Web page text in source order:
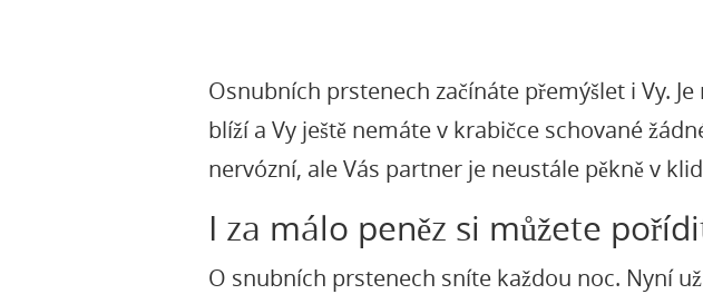
Osnubních prstenech začínáte přemýšlet i Vy.
blíží a Vy ještě nemáte v krabičce schované
nervózní, ale Vás partner je neustále pěkně v
I za málo peněz si můžete
O snubních prstenech sníte každou noc. Nyní